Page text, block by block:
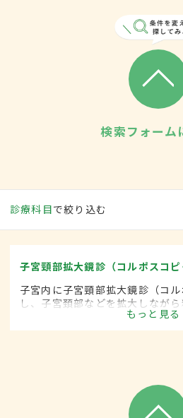
検索フォーム
診療科目で絞り込む
子宮頸部拡大鏡診（コルポスコ
子宮内に子宮頸部拡大鏡診（コ
し、子宮頚部などを拡大しなが
び病変部の細胞採取を行う検査
は、更に子宮頚部の組織検査を
もっと見る